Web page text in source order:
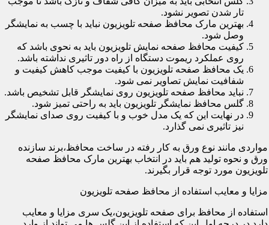
تار شدن تصویر نشود.
بهترین مارک محافظ صفحه تلویزیون نباید با چسب به نمایشگر
وصل شود.
کیفیت محافظ صفحه نمایش تلویزیون باید به نحوی باشد که
روی عملکرد ریموت دستگاه از راه دور تاثیری نداشته باشد.
یک محافظ صفحه تلویزیون با کیفیت موجب کاهش کیفیت و
شفافیت نمایش تصاویر نمی شود.
نباید محافظ صفحه تلویزیون روی نمایشگر قابل تشخیص باشد.
گلس محافظ نمایشگر تلویزیون باید به راحتی تمیز شود.
در نهایت این که یک مدل خوب و با کیفیت روی صدای نمایشگر
نیز تاثیری نمی گذارد.
مواردی مانند نوع ورق به کار رفته در ساخت محافظ،برند سازنده
ورق و نحوه تولید هم باید در انتخاب بهترین مارک محافظ صفحه
تلویزیون مورد توجه قرار بگیرند.
مزایا و معایب استفاده از محافظ صفحه تلویزیون
استفاده از محافظ برای صفحه تلویزیون،یک سری مزایا و معایب